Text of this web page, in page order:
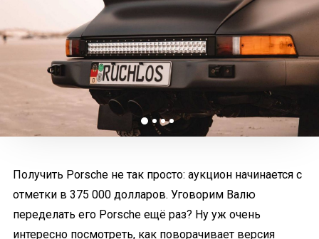
Получить Porsche не так просто: аукцион начинается с
отметки в 375 000 долларов. Уговорим Валю
переделать его Porsche ещё раз? Ну уж очень
интересно посмотреть, как поворачивает версия